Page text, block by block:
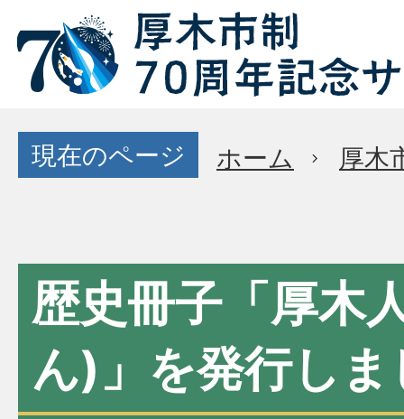
現在のページ ホーム 厚木
歴史冊子「厚木
ん)」を発行しま